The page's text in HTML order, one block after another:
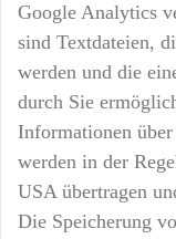
Google Analytics
sind Textdateien,
werden und die
durch Sie
Informationen
werden in der
USA übertragen
Die Speicherung